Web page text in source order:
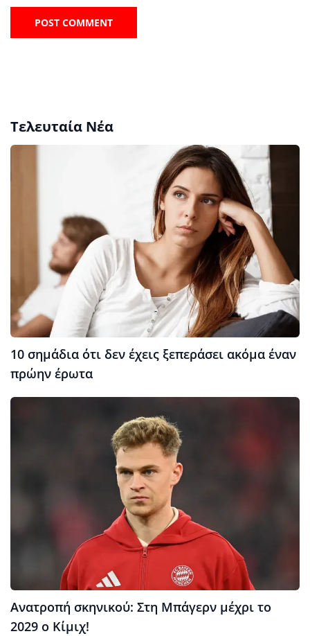
Τελευταία Νέα
10 σημάδια ότι δεν έχεις ξεπεράσει ακόμα έναν
πρώην έρωτα
Ανατροπή σκηνικού: Στη Μπάγερν μέχρι το
2029 ο Κίμιχ!